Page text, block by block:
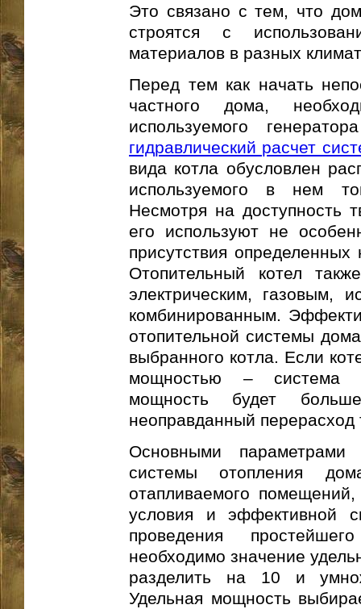
Это связано с тем, что
строятся с
материалов в разных
Перед тем как начать
частного дома,
используемого
гидравлический расчет
вида котла обусловлен
используемого в нем
Несмотря на доступность
его используют не
присутствия определенных
Отопительный котел
электрическим, газовым,
комбинированным.
отопительной системы
выбранного котла. Если
мощностью – система
мощность будет
неоправданный перерасход
Основными
системы отопления
отапливаемого
условия и эффективной
проведения
необходимо значение
разделить на 10 и
Удельная мощность